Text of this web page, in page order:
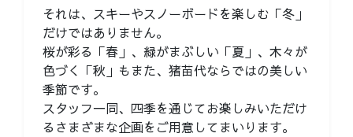
それは、スキーやスノーボードを楽しむ「冬」
だけではありません。
桜が彩る「春」、緑がまぶしい「夏」、木々が
色づく「秋」もまた、猪苗代ならではの美しい
季節です。
スタッフ一同、四季を通じてお楽しみいただけ
るさまざまな企画をご用意してまいります。